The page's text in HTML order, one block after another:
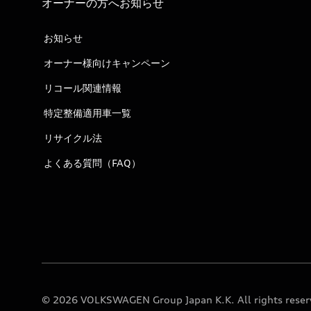
オーナーの方へお知らせ
お知らせ
オーナー様向けキャンペーン
リコール関連情報
特定整備適用車一覧
リサイクル法
よくある質問（FAQ）
© 2026 VOLKSWAGEN Group Japan K.K. All rights